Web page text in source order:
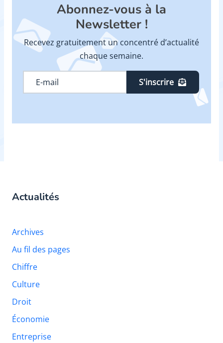
Abonnez-vous à la
Newsletter !
Recevez gratuitement un concentré d’actualité
chaque semaine.
S'inscrire
Actualités
Archives
Au fil des pages
Chiffre
Culture
Droit
Économie
Entreprise